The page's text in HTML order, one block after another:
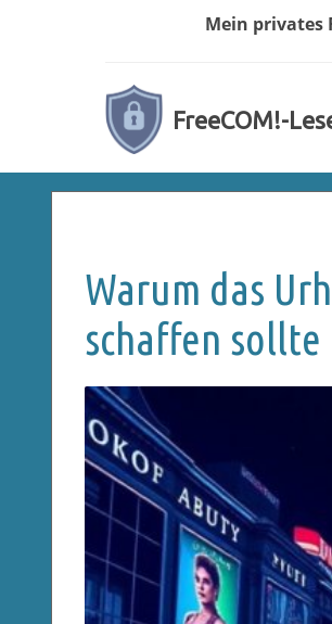
Mein privates
FreeCOM!-
Warum das
schaffen sollte